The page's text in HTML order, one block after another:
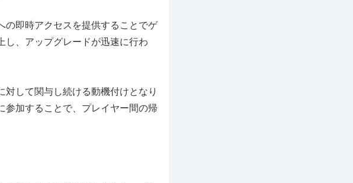
の即時アクセスを提供することでゲ
し、アップグレードが迅速に行わ
して関与し続ける動機付けとなり
参加することで、プレイヤー間の帰